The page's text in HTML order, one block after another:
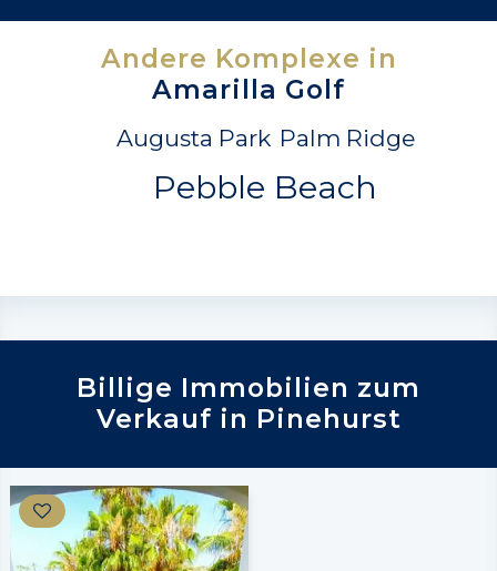
Andere Komplexe in
Amarilla Golf
Augusta Park Palm Ridge
Pebble Beach
Billige Immobilien zum
Verkauf in Pinehurst